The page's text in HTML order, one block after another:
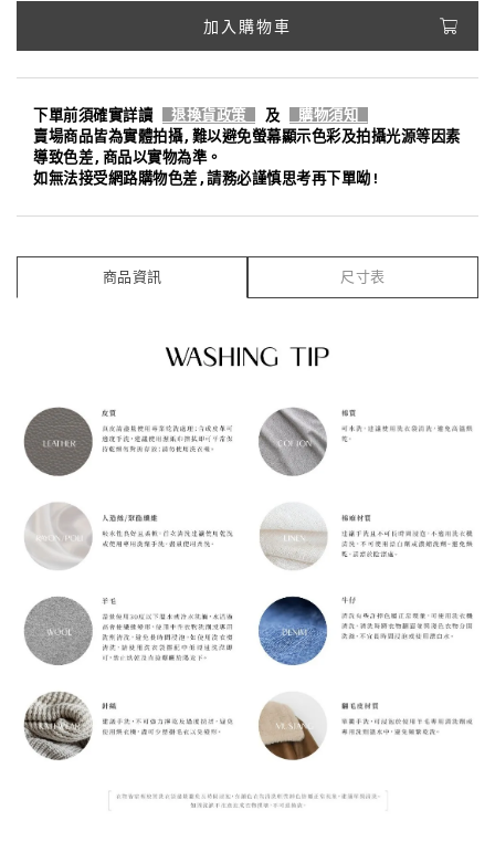
加入購物車
下單前須確實詳讀 退換貨政策 及
購物須知
賣場商品皆為實體拍攝,難以避免螢幕顯示色彩及拍攝光源等因素
導致色差,商品以實物為準。
如無法接受網路購物色差,請務必謹慎思考再下單呦!
商品資訊 尺寸表